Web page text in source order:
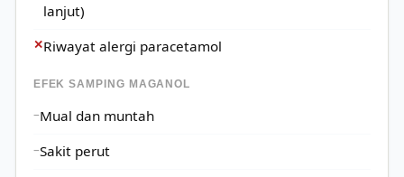
lanjut)
✕Riwayat alergi paracetamol
EFEK SAMPING MAGANOL
Mual dan muntah
Sakit perut